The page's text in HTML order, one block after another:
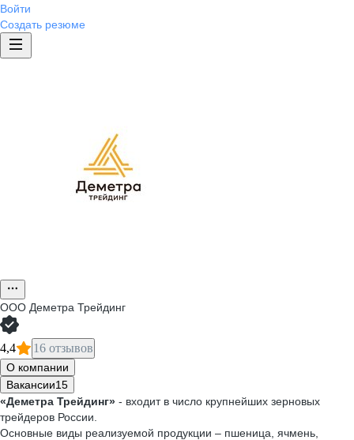
Войти
Создать резюме
ООО Деметра Трейдинг
4,4 16 отзывов
О компании
Вакансии15
«Деметра Трейдинг» - входит в число крупнейших зерновых
трейдеров России.
Основные виды реализуемой продукции – пшеница, ячмень,